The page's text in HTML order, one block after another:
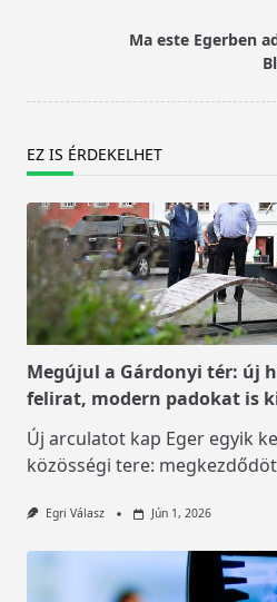
Ma este Egerben
EZ IS ÉRDEKELHET
Megújul a Gárdonyi tér: új
felirat, modern padokat is
Új arculatot kap Eger egyik
közösségi tere:
Egri Válasz Jún 1, 2026